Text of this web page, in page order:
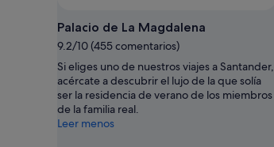
Palacio de La Magdalena
9.2/10 (455 comentarios)
Si eliges uno de nuestros viajes a Santander,
acércate a descubrir el lujo de la que solía
ser la residencia de verano de los miembros
de la familia real.
Leer menos